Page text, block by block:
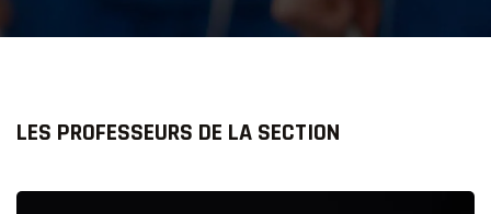
LES PROFESSEURS DE LA SECTION